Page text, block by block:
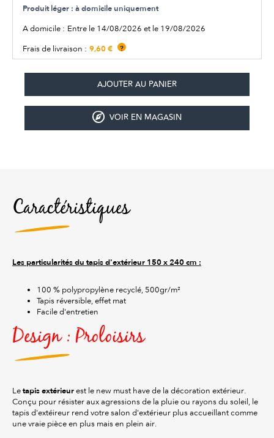
Produit léger : à domicile uniquement
A domicile : Entre le 14/08/2026 et le 19/08/2026
Frais de livraison : 9,60 € ?
VOIR EN MAGASIN
Caractéristiques
Les particularités du tapis d'extérieur 150 x 240 cm :
100 % polypropylène recyclé, 500gr/m²
Tapis réversible, effet mat
Facile d'entretien
Design : Proloisirs
Le tapis extérieur est le new must have de la décoration extérieur.
Conçu pour résister aux agressions de la pluie ou rayons du soleil, le
tapis d'extéireur rend votre salon d'extérieur plus accueillant comme
une vraie pièce en plus mais en plein air.